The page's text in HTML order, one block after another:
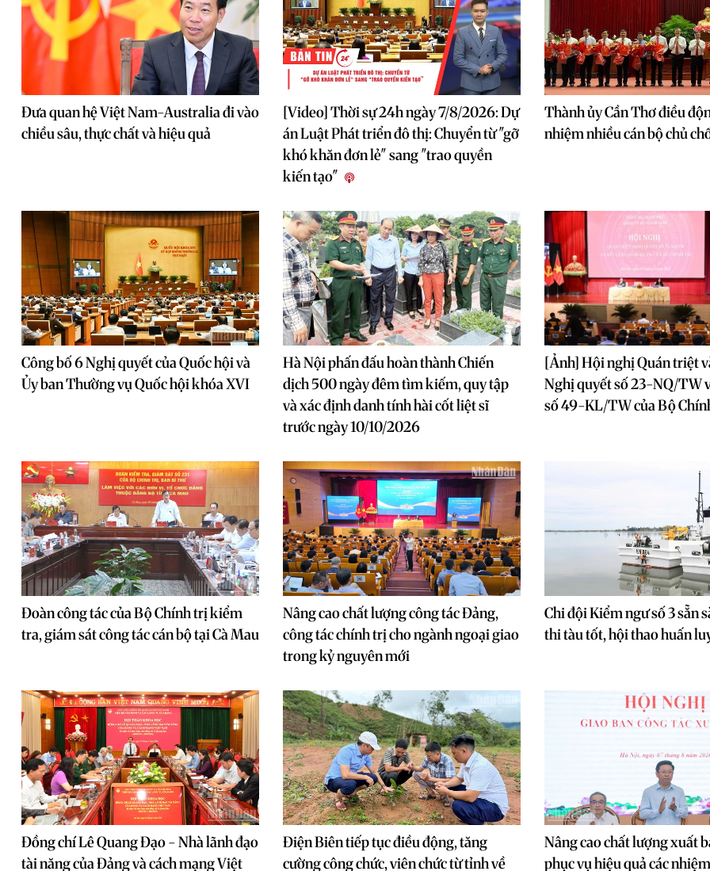
Đưa quan hệ Việt Nam-Australia đi vào
chiều sâu, thực chất và hiệu quả
[Video] Thời sự 24h ngày 7/8/2026: Dự
án Luật Phát triển đô thị: Chuyển từ "gỡ
khó khăn đơn lẻ" sang "trao quyền
kiến tạo"
Thành ủy Cần Thơ điều
nhiệm nhiều cán bộ chủ
Công bố 6 Nghị quyết của Quốc hội và
Ủy ban Thường vụ Quốc hội khóa XVI
Hà Nội phấn đấu hoàn thành Chiến
dịch 500 ngày đêm tìm kiếm, quy tập
và xác định danh tính hài cốt liệt sĩ
trước ngày 10/10/2026
[Ảnh] Hội nghị Quán triệt
Nghị quyết số 23-NQ/TW
số 49-KL/TW của Bộ
Đoàn công tác của Bộ Chính trị kiểm
tra, giám sát công tác cán bộ tại Cà Mau
Nâng cao chất lượng công tác Đảng,
công tác chính trị cho ngành ngoại giao
trong kỷ nguyên mới
Chi đội Kiểm ngư số 3 sẵn
thi tàu tốt, hội thao huấn
Đồng chí Lê Quang Đạo - Nhà lãnh đạo
tài năng của Đảng và cách mạng Việt
Điện Biên tiếp tục điều động, tăng
cường công chức, viên chức từ tỉnh về
Nâng cao chất lượng xuất
phục vụ hiệu quả các